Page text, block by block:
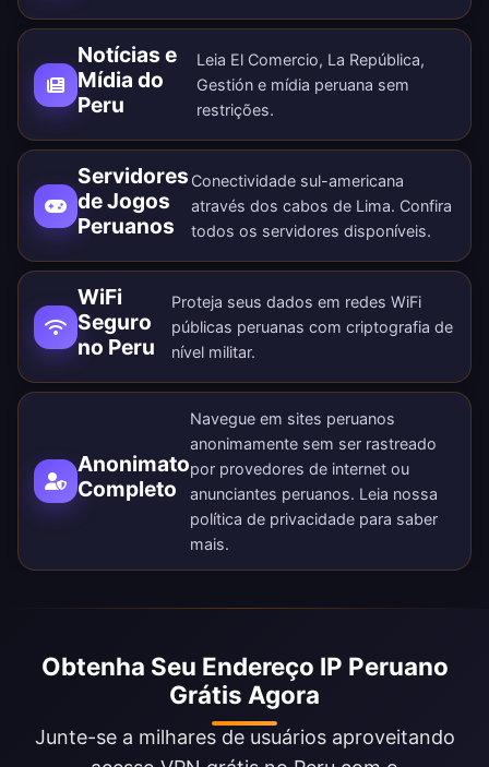
Notícias e
Mídia do
Peru
Leia El Comercio, La República,
Gestión e mídia peruana sem
restrições.
Servidores
de Jogos
Peruanos
Conectividade sul-americana
através dos cabos de Lima. Confira
todos os servidores disponíveis.
WiFi
Seguro
no Peru
Proteja seus dados em redes WiFi
públicas peruanas com criptografia de
nível militar.
Anonimato
Completo
Navegue em sites peruanos
anonimamente sem ser rastreado
por provedores de internet ou
anunciantes peruanos. Leia nossa
política de privacidade para saber
mais.
Obtenha Seu Endereço IP Peruano
Grátis Agora
Junte-se a milhares de usuários aproveitando